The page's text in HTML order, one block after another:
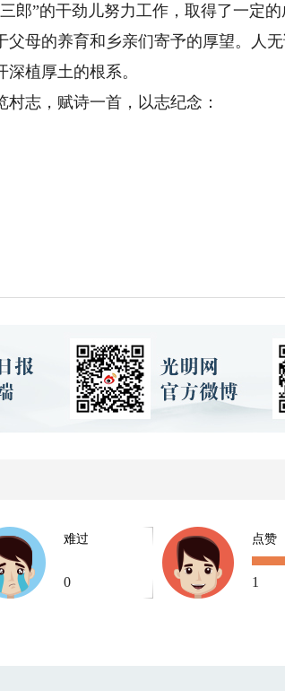
”的干劲儿努力工作，取得了一定的
父母的养育和乡亲们寄予的厚望。人
植厚土的根系。
志，赋诗一首，以志纪念：
难过
0
点赞
1